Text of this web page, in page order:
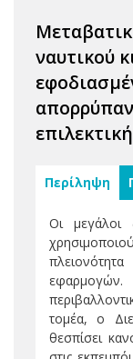
ναυτικού
Περίληψη
Οι μεγάλοι
τομέα, ο
θεσπίσει